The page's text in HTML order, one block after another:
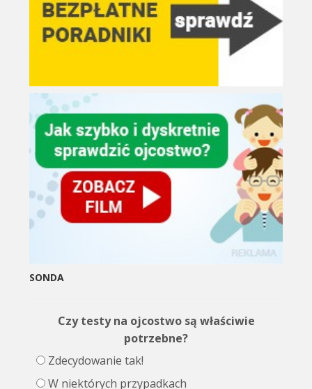
SONDA
Czy testy na ojcostwo są właściwie
potrzebne?
Zdecydowanie tak!
W niektórych przypadkach